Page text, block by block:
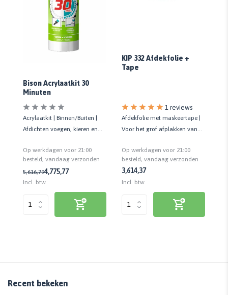
Bison Acrylaatkit 30
Minuten
Acrylaatkit | Binnen/Buiten |
Afdichten voegen, kieren en
ML
Op werkdagen voor 21:00
besteld, vandaag verzonden
5,616,794,775,77
Incl. btw
KIP 332 Afdekfolie +
Tape
1 reviews
Afdekfolie met maskeertape |
Voor het grof afplakken van
Op werkdagen voor 21:00
besteld, vandaag verzonden
3,614,37
Incl. btw
Recent bekeken